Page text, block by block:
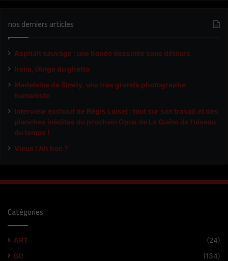
nos derniers articles
Asphalt sauvage : une bande dessinée sans détours
Irena, l’Ange du ghetto
Madeleine de Sinéty, une très grande photographe
humaniste
Interview exclusif de Régis Loisel : tout sur son travail et des
planches inédites du prochain Opus de La Quête de l’oiseau
du temps !
Vieux ! Ah bon ?
Catégories
ART
(24)
BD
(134)